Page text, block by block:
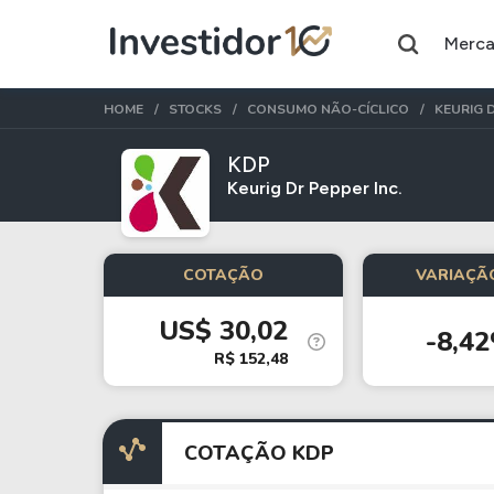
Assuntos do momento
Índice
Ibovespa
Ação
Ambev
HGLG11
HOME STOCKS CONSUMO NÃO-CÍCLICO KEURIG
KDP
Keurig Dr Pepper Inc.
COTAÇÃO
US$ 30,02
R$ 152,48 -
COTAÇÃO KDP